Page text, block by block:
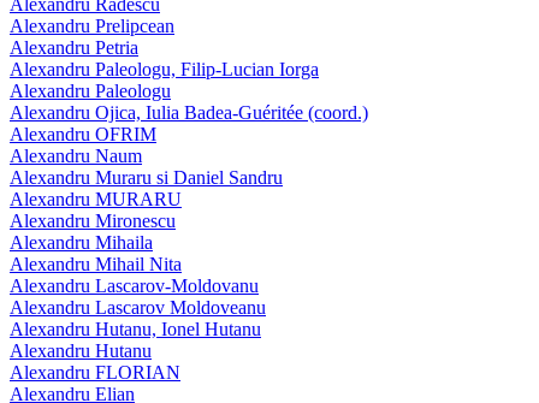
Alexandru Prelipcean
Alexandru Petria
Alexandru Paleologu, Filip-Lucian Iorga
Alexandru Paleologu
Alexandru Ojica, Iulia Badea-Guéritée (coord.)
Alexandru OFRIM
Alexandru Naum
Alexandru Muraru si Daniel Sandru
Alexandru MURARU
Alexandru Mironescu
Alexandru Mihaila
Alexandru Mihail Nita
Alexandru Lascarov-Moldovanu
Alexandru Lascarov Moldoveanu
Alexandru Hutanu, Ionel Hutanu
Alexandru Hutanu
Alexandru FLORIAN
Alexandru Elian